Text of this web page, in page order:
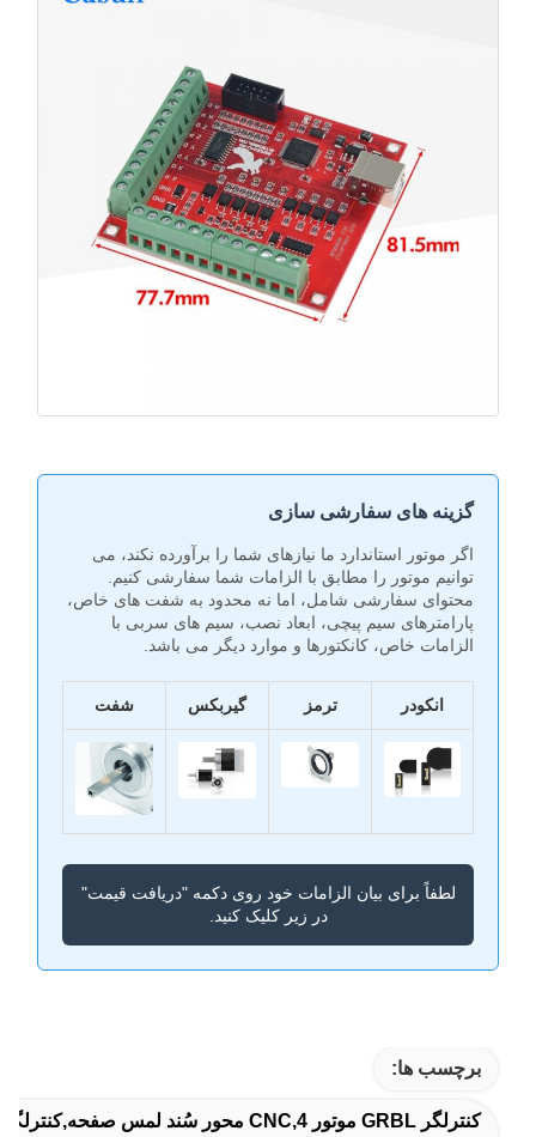
گزینه های سفارشی سازی
اگر موتور استاندارد ما نیازهای شما را برآورده نکند، می
توانیم موتور را مطابق با الزامات شما سفارشی کنیم.
محتوای سفارشی شامل، اما نه محدود به شفت های خاص،
پارامترهای سیم پیچی، ابعاد نصب، سیم های سربی با
الزامات خاص، کانکتورها و موارد دیگر می باشد.
انکودر ترمز گیربکس شفت
لطفاً برای بیان الزامات خود روی دکمه "دریافت قیمت"
در زیر کلیک کنید.
برچسب ها:
کنترلگر GRBL موتور CNC,4 محور سُند لمس صفحه,کنترلگر GRBL CNC MACH3